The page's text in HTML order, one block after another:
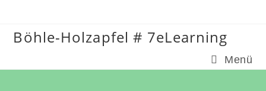
springen
Böhle-Holzapfel # 7eLearning
Menü